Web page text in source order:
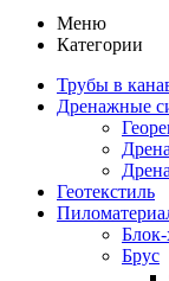
Меню
Категории
Трубы в
Дренажные
Геотекстиль
Блок-
Брус